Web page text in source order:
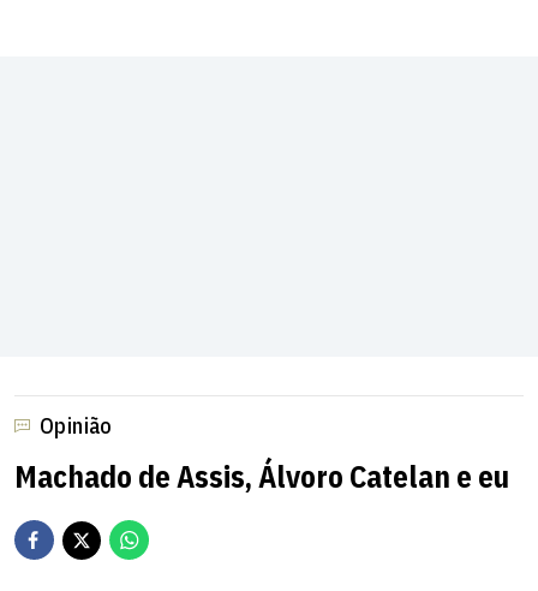
Opinião
Machado de Assis, Álvoro Catelan e eu